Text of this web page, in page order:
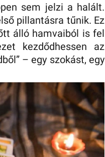
sem jelzi a halált.
pillantásra tűnik. Ez
álló hamvaiból is fel
kezdődhessen az
– egy szokást, egy